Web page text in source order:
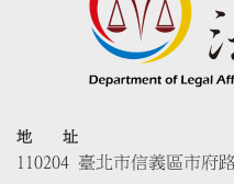
地 址
110204 臺北市信義區市府